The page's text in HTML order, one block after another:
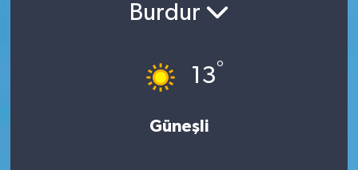
Burdur
13°
Güneşli